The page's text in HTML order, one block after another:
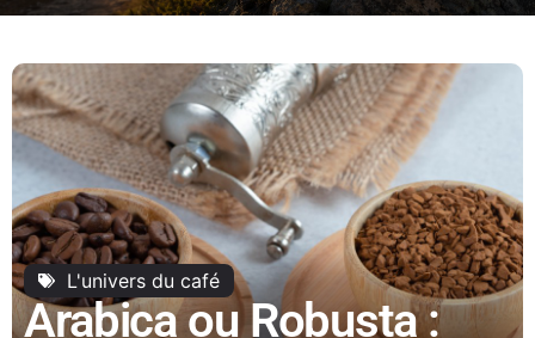
L'univers du café
Arabica ou Robusta :